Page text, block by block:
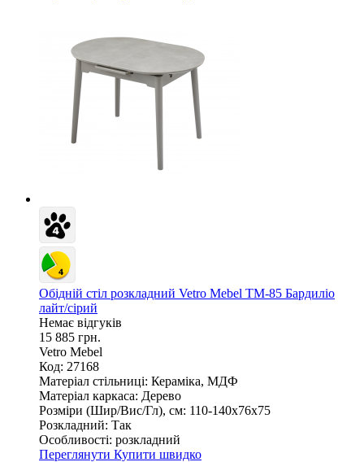
Обідній стіл розкладний Vetro Mebel ТМ-85 Бардиліо
лайт/сірий
Немає відгуків
15 885 грн.
Vetro Mebel
Код: 27168
Матеріал стільниці: Кераміка, МДФ
Матеріал каркаса: Дерево
Розміри (Шир/Вис/Гл), см: 110-140х76х75
Розкладний: Так
Особливості: розкладний
Переглянути Купити швидко